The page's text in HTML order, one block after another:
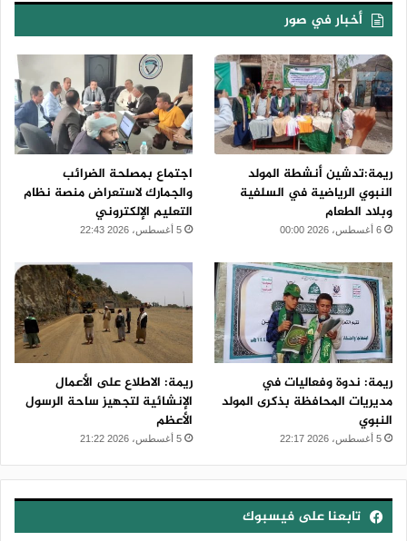
أخبار في صور
ريمة:تدشين أنشطة المولد
النبوي الرياضية في السلفية
وبلاد الطعام
6 أغسطس، 2026 00:00
اجتماع بمصلحة الضرائب
والجمارك لاستعراض منصة نظام
التعليم الإلكتروني
5 أغسطس، 2026 22:43
ريمة: ندوة وفعاليات في
مديريات المحافظة بذكرى المولد
النبوي
5 أغسطس، 2026 22:17
ريمة: الاطلاع على الأعمال
الإنشائية لتجهيز ساحة الرسول
الأعظم
5 أغسطس، 2026 21:22
تابعنا على فيسبوك